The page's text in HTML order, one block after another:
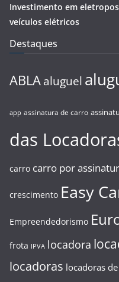
Investimento em
veículos elétricos
Destaques
ABLA aluguel
app assinatura de carro
das
carro carro por
crescimento Easy
Empreendedorismo
frota IPVA locadora
locadoras locadoras